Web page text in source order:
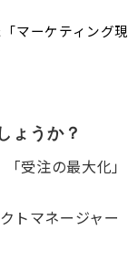
マーケティング現
ょうか？
受注の最大化」
トマネージャー